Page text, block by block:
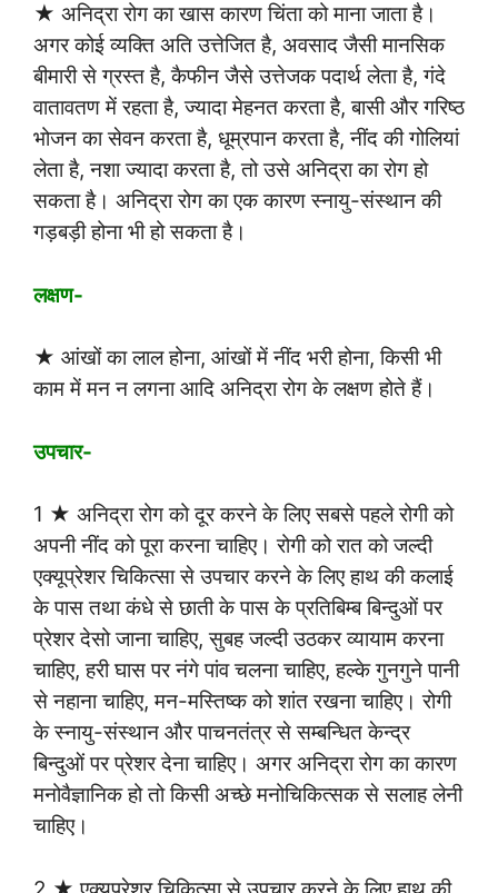
★ अनिद्रा रोग का खास कारण चिंता को माना जाता है।
अगर कोई व्यक्ति अति उत्तेजित है, अवसाद जैसी मानसिक
बीमारी से ग्रस्त है, कैफीन जैसे उत्तेजक पदार्थ लेता है, गंदे
वातावतण में रहता है, ज्यादा मेहनत करता है, बासी और गरिष्ठ
भोजन का सेवन करता है, धूम्रपान करता है, नींद की गोलियां
लेता है, नशा ज्यादा करता है, तो उसे अनिद्रा का रोग हो
सकता है। अनिद्रा रोग का एक कारण स्नायु-संस्थान की
गड़बड़ी होना भी हो सकता है।
लक्षण-
★ आंखों का लाल होना, आंखों में नींद भरी होना, किसी भी
काम में मन न लगना आदि अनिद्रा रोग के लक्षण होते हैं।
उपचार-
1 ★ अनिद्रा रोग को दूर करने के लिए सबसे पहले रोगी को
अपनी नींद को पूरा करना चाहिए। रोगी को रात को जल्दी
एक्यूप्रेशर चिकित्सा से उपचार करने के लिए हाथ की कलाई
के पास तथा कंधे से छाती के पास के प्रतिबिम्ब बिन्दुओं पर
प्रेशर देसो जाना चाहिए, सुबह जल्दी उठकर व्यायाम करना
चाहिए, हरी घास पर नंगे पांव चलना चाहिए, हल्के गुनगुने पानी
से नहाना चाहिए, मन-मस्तिष्क को शांत रखना चाहिए। रोगी
के स्नायु-संस्थान और पाचनतंत्र से सम्बन्धित केन्द्र
बिन्दुओं पर प्रेशर देना चाहिए। अगर अनिद्रा रोग का कारण
मनोवैज्ञानिक हो तो किसी अच्छे मनोचिकित्सक से सलाह लेनी
चाहिए।